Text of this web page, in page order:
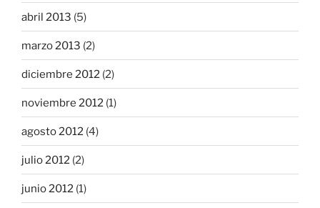
abril 2013 (5)
marzo 2013 (2)
diciembre 2012 (2)
noviembre 2012 (1)
agosto 2012 (4)
julio 2012 (2)
junio 2012 (1)